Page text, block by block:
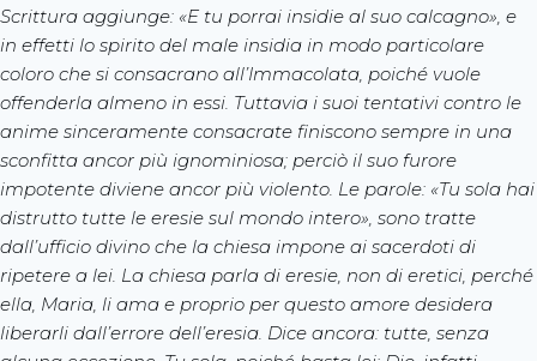
Scrittura aggiunge: «E tu porrai insidie al suo calcagno», e
in effetti lo spirito del male insidia in modo particolare
coloro che si consacrano all’Immacolata, poiché vuole
offenderla almeno in essi. Tuttavia i suoi tentativi contro le
anime sinceramente consacrate finiscono sempre in una
sconfitta ancor più ignominiosa; perciò il suo furore
impotente diviene ancor più violento. Le parole: «Tu sola hai
distrutto tutte le eresie sul mondo intero», sono tratte
dall’ufficio divino che la chiesa impone ai sacerdoti di
ripetere a lei. La chiesa parla di eresie, non di eretici, perché
ella, Maria, li ama e proprio per questo amore desidera
liberarli dall’errore dell’eresia. Dice ancora: tutte, senza